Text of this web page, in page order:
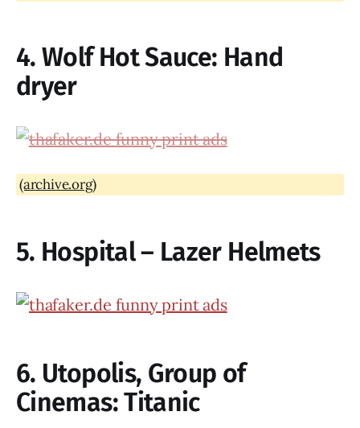
4. Wolf Hot Sauce: Hand
dryer
(archive.org)
5. Hospital – Lazer Helmets
6. Utopolis, Group of
Cinemas: Titanic